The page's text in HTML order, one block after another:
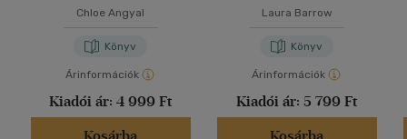
Chloe Angyal
Könyv
Árinformációk
Kiadói ár: 4 999 Ft
Laura Barrow
Könyv
Árinformációk
Kiadói ár: 5 799 Ft